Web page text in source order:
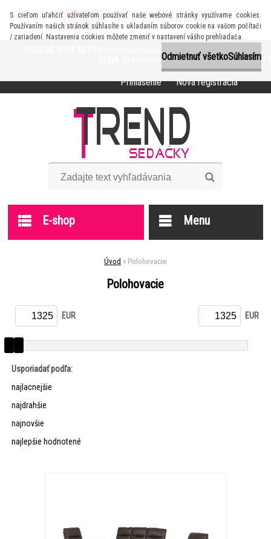
S cieľom uľahčiť užívateľom používať naše webové stránky využívame cookies.
Používaním našich stránok súhlasíte s ukladaním súborov cookie na vašom počítači
/ zariadení. Nastavenia cookies môžete zmeniť v nastavení vášho prehliadača.
Odmietnuť všetkoSúhlasím
, Hviezdoslavova 1116, Info: +421 905 618 638
, Vysokoškolákov 41, Info: +421 905 872 369
Prihlásenie Nová registrácia
0 Váš nákupný košík je prázdny
E-shop Menu
Úvod » Polohovacie
Polohovacie
EUR EUR
Usporiadať podľa:
najlacnejšie
najdrahšie
najnovšie
najlepšie hodnotené